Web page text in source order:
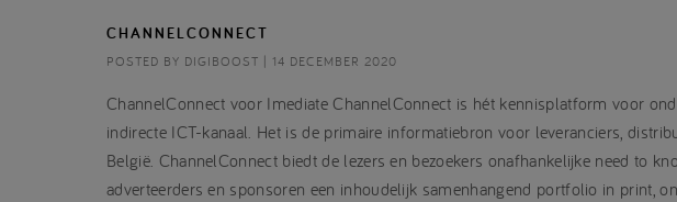
CHANNELCONNECT
POSTED BY DIGIBOOST | 14 DECEMBER 2020
ChannelConnect voor Imediate ChannelConnect is hét kennisplatform voor
indirecte ICT-kanaal. Het is de primaire informatiebron voor leveranciers,
België. ChannelConnect biedt de lezers en bezoekers onafhankelijke need to
adverteerders en sponsoren een inhoudelijk samenhangend portfolio in print,